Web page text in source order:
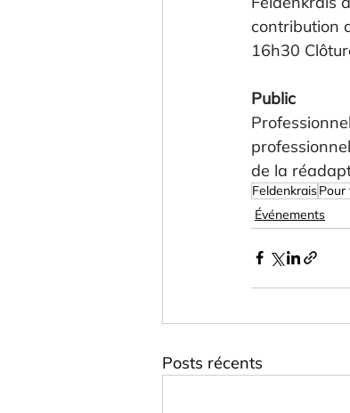
contribution
16h30
Public
de la
FeldenkraisPour
Événements
Posts récents